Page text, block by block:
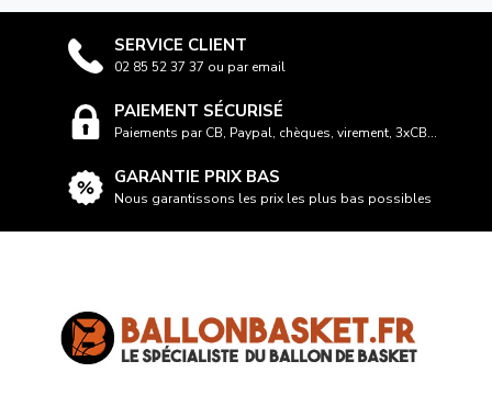
SERVICE CLIENT
02 85 52 37 37 ou par email
PAIEMENT SÉCURISÉ
Paiements par CB, Paypal, chèques, virement, 3xCB...
GARANTIE PRIX BAS
Nous garantissons les prix les plus bas possibles